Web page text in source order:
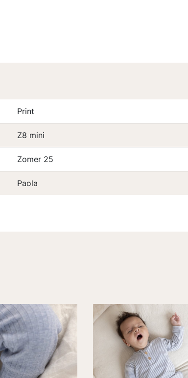
Print
Z8 mini
Zomer 25
Paola